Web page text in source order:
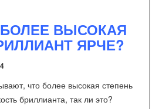
ВЫСОКАЯ
ЯРЧЕ?
что более высокая степень
бриллианта, так ли это?